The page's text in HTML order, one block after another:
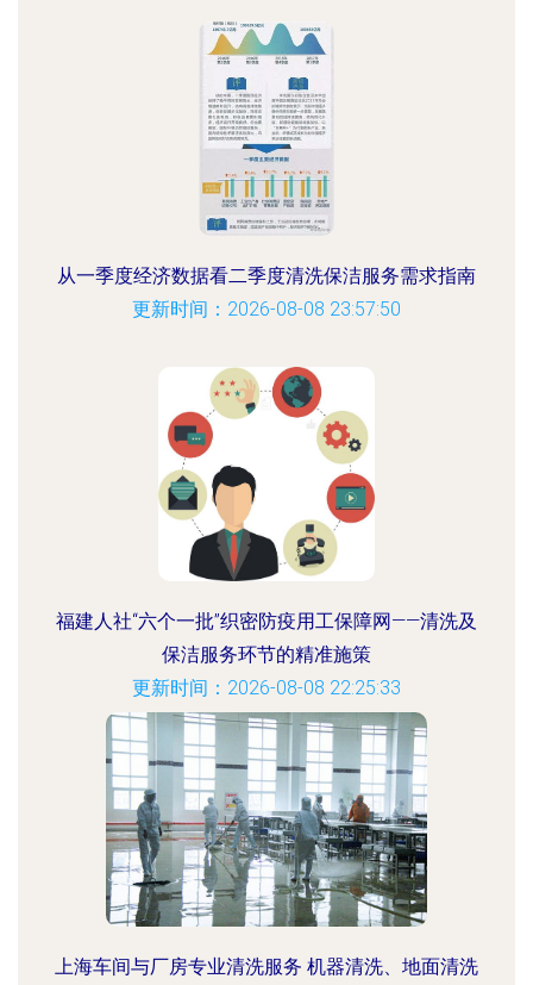
从一季度经济数据看二季度清洗保洁服务需求指南
更新时间：2026-08-08 23:57:50
福建人社“六个一批”织密防疫用工保障网——清洗及
保洁服务环节的精准施策
更新时间：2026-08-08 22:25:33
上海车间与厂房专业清洗服务 机器清洗、地面清洗